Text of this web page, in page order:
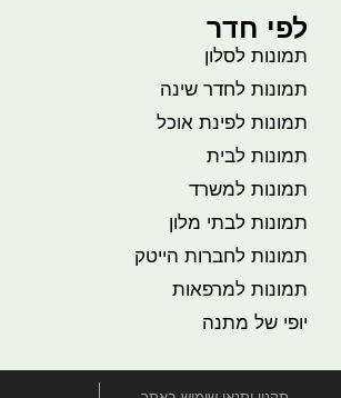
לפי חדר
תמונות לסלון
תמונות לחדר שינה
תמונות לפינת אוכל
תמונות לבית
תמונות למשרד
תמונות לבתי מלון
תמונות לחברות הייטק
תמונות למרפאות
יופי של מתנה